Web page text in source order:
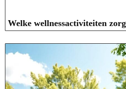
Welke wellnessactiviteiten